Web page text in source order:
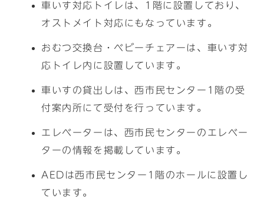
車いす対応トイレは、1階に設置しており、
オストメイト対応にもなっています。
おむつ交換台・ベビーチェアーは、車いす対
応トイレ内に設置しています。
車いすの貸出しは、西市民センター1階の受
付案内所にて受付を行っています。
エレベーターは、西市民センターのエレベー
ターの情報を掲載しています。
AEDは西市民センター1階のホールに設置し
ています。